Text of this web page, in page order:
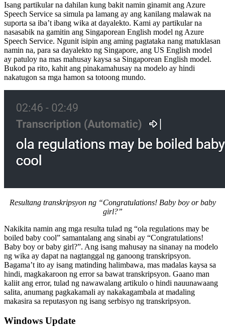
Isang partikular na dahilan kung bakit namin ginamit ang Azure
Speech Service sa simula pa lamang ay ang kanilang malawak na
suporta sa iba’t ibang wika at dayalekto. Kami ay partikular na
nasasabik na gamitin ang Singaporean English model ng Azure
Speech Service. Ngunit isipin ang aming pagtataka nang matuklasan
namin na, para sa dayalekto ng Singapore, ang US English model
ay patuloy na mas mahusay kaysa sa Singaporean English model.
Bukod pa rito, kahit ang pinakamahusay na modelo ay hindi
nakatugon sa mga hamon sa totoong mundo.
Resultang transkripsyon ng “Congratulations! Baby boy or baby
girl?”
Nakikita namin ang mga resulta tulad ng “ola regulations may be
boiled baby cool” samantalang ang sinabi ay “Congratulations!
Baby boy or baby girl?”. Ang isang mahusay na sinanay na modelo
ng wika ay dapat na nagtanggal ng ganoong transkripsyon.
Bagama’t ito ay isang matinding halimbawa, mas madalas kaysa sa
hindi, magkakaroon ng error sa bawat transkripsyon. Gaano man
kaliit ang error, tulad ng nawawalang artikulo o hindi nauunawaang
salita, anumang pagkakamali ay nakakagambala at madaling
makasira sa reputasyon ng isang serbisyo ng transkripsyon.
Windows Update